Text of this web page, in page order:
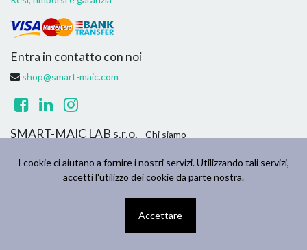
I cookie ci aiutano a fornire i nostri servizi. Utilizzando tali servizi,
accetti l'utilizzo dei cookie da parte nostra.
Accettare
Entra in contatto con noi
shop@smart-maic.com
SMART-MAIC LAB s.r.o. - Chi siamo
la vita di tutti attraverso prodotti innovativi. Creiamo prodotti
eccezionali per risolvere i problemi di casa e dell'azienda.
SMART-MAIC LAB s.r.o.